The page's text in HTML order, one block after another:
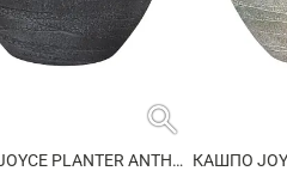
search
КАШПО JOYCE PLANTER ANTHRACITE